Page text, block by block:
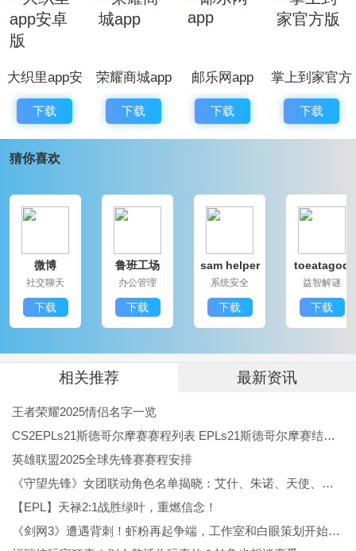
5、用户可在多种购物场景下使用这些强大功能，如节假
日促销、品牌专卖等。
一淘应用评价：
一淘是一款优秀的省钱软件，着丰富的资源和实用的工
特色和亮点在众多购物平台中脱颖而出。我相信，只要
省钱功能而惊喜。
v1.3.0
首页惊喜红包：新增首页惊喜膨胀红包，每日可领，红
包全场可用！
拍图找优惠：拍照找超值低价同款，比价更简单！
增加购物车订阅提醒，再也不会忘记用一淘下单！
购物车补贴：为你找到购物车补贴优惠，来一淘下单更
省钱！
要记得在一淘APP下单才能享受优惠哦！
大织里app安
卓版
下载
荣耀商城app
下载
邮乐网app
下载
掌上到家官方
版
下载
猜你喜欢
微博
社交聊天
下载
鲁班工场
办公管理
下载
sam helper
系统安全
下载
toeatagod
益智解谜
下载
相关推荐 最新资讯
王者荣耀2025情侣名字一览
CS2EPLs21斯德哥尔摩赛赛程列表 EPLs21斯德哥尔摩赛结果公布
英雄联盟2025全球先锋赛赛程安排
《守望先锋》女团联动角色名单揭晓：艾什、朱诺、天使、伊拉锐与D.Va！
【EPL】天禄2:1战胜绿叶，重燃信念！
《剑网3》遭遇背刺！虾粉再起争端，工作室和白眼策划开始反噬